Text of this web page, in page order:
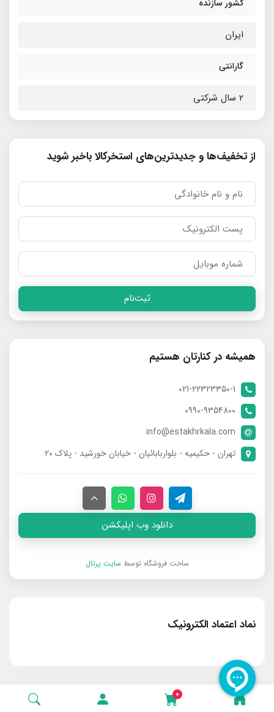
0
کشور سازنده
ایران
گارانتی
2 سال شرکتی
از تخفیف‌ها و جدیدترین‌های استخرکالا باخبر شوید
ثبت‌نام
همیشه در کنارتان هستیم
021-22323350-1
0990-9354800
info@estakhrkala.com
تهران - حکیمیه - بلواربابائیان - خیابان خورشید - پلاک ۲۰
دانلود وب اپلیکشن
ساخت فروشگاه توسط سایت پرتال
نماد اعتماد الکترونیک